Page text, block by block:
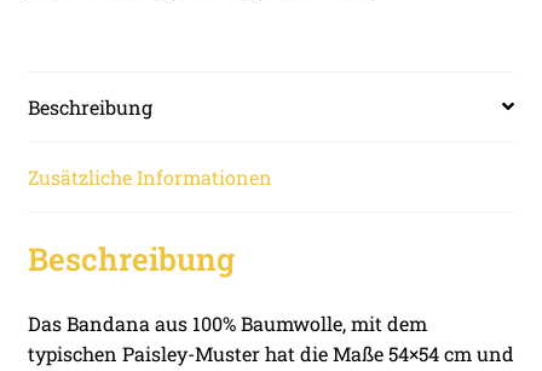
Beschreibung
Zusätzliche Informationen
Beschreibung
Das Bandana aus 100% Baumwolle, mit dem
typischen Paisley-Muster hat die Maße 54×54 cm und